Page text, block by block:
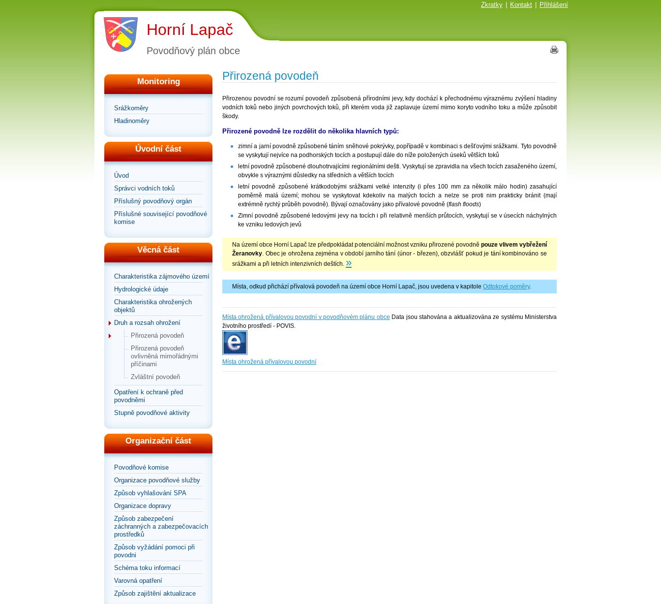
Zkratky Kontakt Přihlášení
Horní Lapač
Povodňový plán obce
Monitoring
Srážkoměry
Hladinoměry
Úvodní část
Úvod
Správci vodních toků
Příslušný povodňový orgán
Příslušné související povodňové
komise
Věcná část
Charakteristika zájmového území
Hydrologické údaje
Charakteristika ohrožených
objektů
Druh a rozsah ohrožení
Přirozená povodeň
Přirozená povodeň
ovlivněná mimořádnými
příčinami
Zvláštní povodeň
Opatření k ochraně před
povodněmi
Stupně povodňové aktivity
Organizační část
Povodňové komise
Organizace povodňové služby
Způsob vyhlašování SPA
Organizace dopravy
Způsob zabezpečení
záchranných a zabezpečovacích
prostředků
Způsob vyžádání pomoci při
povodni
Schéma toku informací
Varovná opatření
Způsob zajištění aktualizace
Přirozená povodeň
Přirozenou povodní se rozumí povodeň způsobená přírodními jevy, kdy dochází k přechodnému výraznému zvýšení hladiny
vodních toků nebo jiných povrchových toků, při kterém voda již zaplavuje území mimo koryto vodního toku a může způsobit
škody.
Přirozené povodně lze rozdělit do několika hlavních typů:
zimní a jarní povodně způsobené táním sněhové pokrývky, popřípadě v kombinaci s dešťovými srážkami. Tyto povodně
se vyskytují nejvíce na podhorských tocích a postupují dále do níže položených úseků větších toků
letní povodně způsobené dlouhotrvajícími regionálními dešti. Vyskytují se zpravidla na všech tocích zasaženého území,
obvykle s výraznými důsledky na středních a větších tocích
letní povodně způsobené krátkodobými srážkami velké intenzity (i přes 100 mm za několik málo hodin) zasahující
poměrně malá území; mohou se vyskytovat kdekoliv na malých tocích a nelze se proti nim prakticky bránit (mají
extrémně rychlý průběh povodně). Bývají označovány jako přívalové povodně (flash floods)
Zimní povodně způsobené ledovými jevy na tocích i při relativně menších průtocích, vyskytují se v úsecích náchylných
ke vzniku ledových jevů
Na území obce Horní Lapač lze předpokládat potenciální možnost vzniku přirozené povodně pouze vlivem vybřežení
Žeranovky. Obec je ohrožena zejména v období jarního tání (únor - březen), obzvlášť pokud je tání kombinováno se
srážkami a při letních intenzivních deštích. »
Místa, odkud přichází přívalová povodeň na území obce Horní Lapač, jsou uvedena v kapitole Odtokové poměry.
Místa ohrožená přívalovou povodní v povodňovém plánu obce Data jsou stahována a aktualizována ze systému Ministerstva
životního prostředí - POVIS.
Místa ohrožená přívalovou povodní